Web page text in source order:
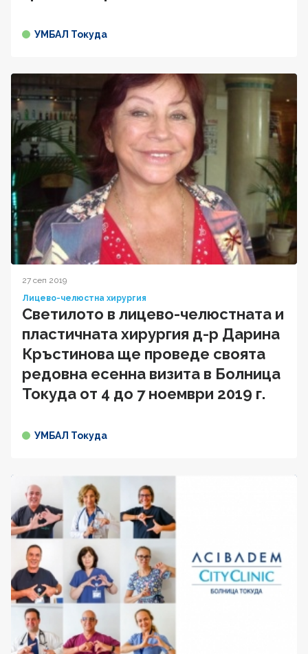
УМБАЛ Токуда
27 сеп 2019
Лицево-челюстна хирургия
Светилото в лицево-челюстната и
пластичната хирургия д-р Дарина
Кръстинова ще проведе своята
редовна есенна визита в Болница
Токуда от 4 до 7 ноември 2019 г.
УМБАЛ Токуда